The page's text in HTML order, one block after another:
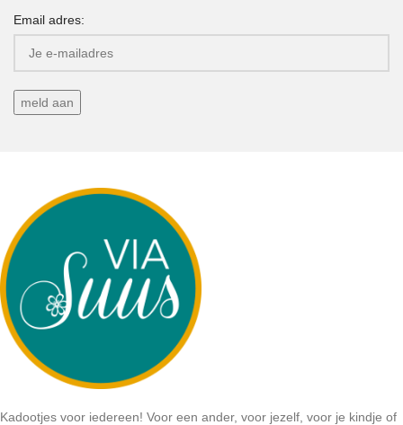
Email adres:
Kadootjes voor iedereen! Voor een ander, voor jezelf, voor je kindje of